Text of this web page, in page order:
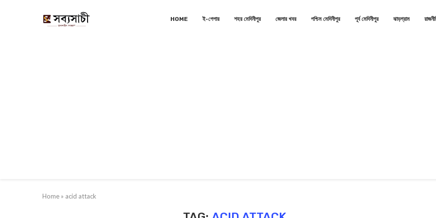
HOME ই-পেপার শহর মেদিনীপুর জেলার খবর পশ্চিম মেদিনীপুর পূর্ব মেদিনীপুর ঝাড়গ্রাম
Home » acid attack